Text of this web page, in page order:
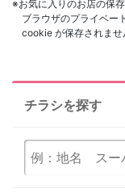
※お気に入りのお店の保
ブラウザのプライベー
cookie が保存されませ
チラシを探す